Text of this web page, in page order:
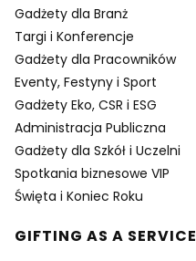
Gadżety dla Branż
Targi i Konferencje
Gadżety dla Pracowników
Eventy, Festyny i Sport
Gadżety Eko, CSR i ESG
Administracja Publiczna
Gadżety dla Szkół i Uczelni
Spotkania biznesowe VIP
Święta i Koniec Roku
GIFTING AS A SERVICE